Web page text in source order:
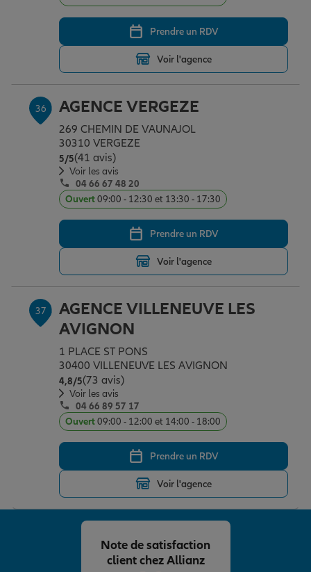
Prendre un RDV
Voir l'agence
36 AGENCE VERGEZE
269 CHEMIN DE VAUNAJOL
30310 VERGEZE
5/5Note de 5 sur 5
(41 avis)
Voir les avis
04 66 67 48 20
Ouvert09:00 - 12:30 et 13:30 - 17:30
Prendre un RDV
Voir l'agence
37
AGENCE VILLENEUVE LES
AVIGNON
1 PLACE ST PONS
30400 VILLENEUVE LES AVIGNON
4,8/5Note de 4.8 sur 5
(73 avis)
Voir les avis
04 66 89 57 17
Ouvert09:00 - 12:00 et 14:00 - 18:00
Prendre un RDV
Voir l'agence
Note de satisfaction
client chez Allianz